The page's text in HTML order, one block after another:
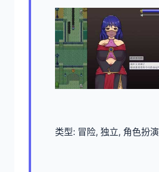
类型: 冒险, 独立, 角色扮演